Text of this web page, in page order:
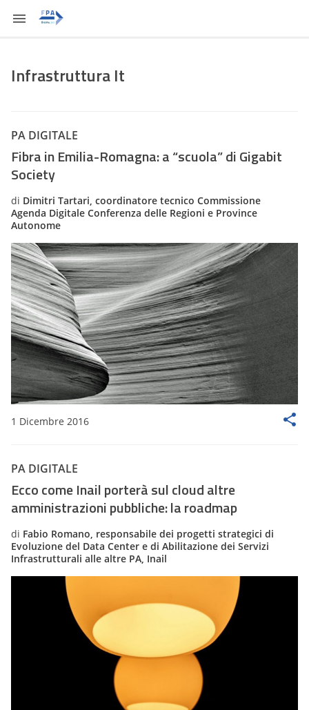
Infrastruttura It
PA DIGITALE
Fibra in Emilia-Romagna: a “scuola” di Gigabit
Society
di Dimitri Tartari, coordinatore tecnico Commissione
Agenda Digitale Conferenza delle Regioni e Province
Autonome
1 Dicembre 2016
PA DIGITALE
Ecco come Inail porterà sul cloud altre
amministrazioni pubbliche: la roadmap
di Fabio Romano, responsabile dei progetti strategici di
Evoluzione del Data Center e di Abilitazione dei Servizi
Infrastrutturali alle altre PA, Inail